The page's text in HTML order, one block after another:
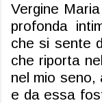
Vergine
profonda
che si sente
che riporta
nel mio seno,
e da essa